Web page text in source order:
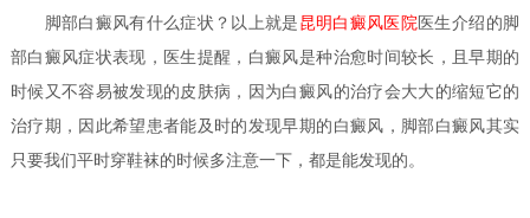
脚部白癜风有什么症状？ 以上就是 昆明白癜风医院医生​介绍的脚
部白癜风症状表现，医生提醒，白癜风是种治愈时间较长，且早期的
时候又不容易被发现的皮肤病，因为白癜风的治疗会大大的缩短它的
治疗期，因此希望患者能及时的发现早期的白癜风，脚部白癜风其实
只要我们平时穿鞋袜的时候多注意一下，都是能发现的。